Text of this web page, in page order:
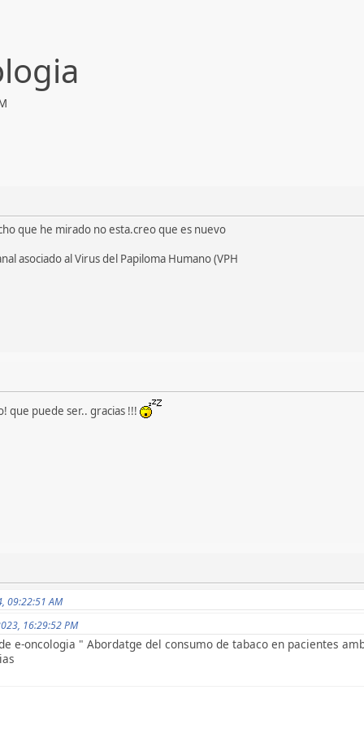
que he mirado no esta.creo que es nuevo
asociado al Virus del Papiloma Humano (VPH
que puede ser.. gracias !!!
09:22:51 AM
16:29:52 PM
e-oncologia " Abordatge del consumo de tabaco en pacientes